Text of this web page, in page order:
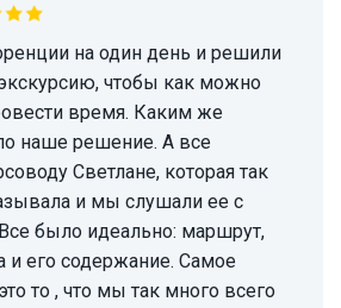
чтобы как можно
время. Каким же
наше решение. А все
Светлане, которая так
и мы слушали ее с
было идеально: маршрут,
и его содержание. Самое
то , что мы так много всего